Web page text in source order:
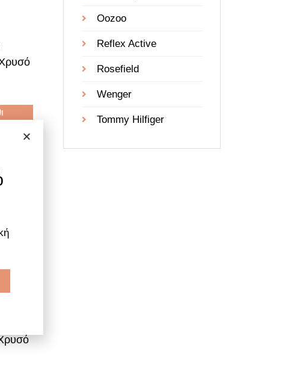
Χρυσό
Oozoo
Reflex Active
Rosefield
Wenger
Tommy Hilfiger